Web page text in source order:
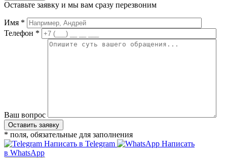
Оставьте заявку и мы вам сразу перезвоним
Имя *
Телефон *
Ваш вопрос
* поля, обязательные для заполнения
Написать в Telegram
Написать
в WhatsApp